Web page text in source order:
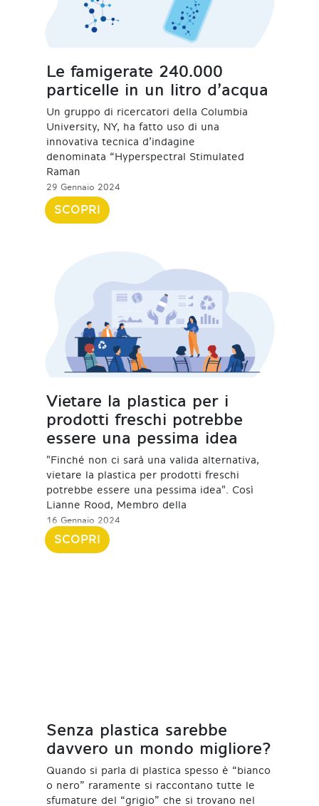
Le famigerate 240.000
particelle in un litro d’acqua
Un gruppo di ricercatori della Columbia
University, NY, ha fatto uso di una
innovativa tecnica d’indagine
denominata “Hyperspectral Stimulated
Raman
29 Gennaio 2024
SCOPRI
Vietare la plastica per i
prodotti freschi potrebbe
essere una pessima idea
"Finché non ci sarà una valida alternativa,
vietare la plastica per prodotti freschi
potrebbe essere una pessima idea". Così
Lianne Rood, Membro della
16 Gennaio 2024
SCOPRI
Senza plastica sarebbe
davvero un mondo migliore?
Quando si parla di plastica spesso è “bianco
o nero” raramente si raccontano tutte le
sfumature del “grigio” che si trovano nel